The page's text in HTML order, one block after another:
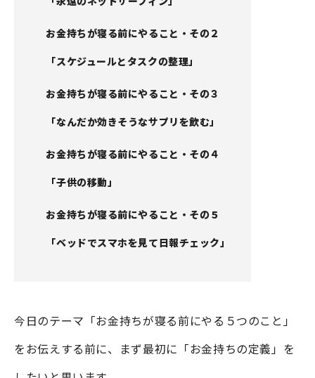
お金持ちが寝る前にやること・その２
「スケジュールとタスクの整理」
お金持ちが寝る前にやること・その３
「なんだか効きそうなサプリを飲む」
お金持ちが寝る前にやること・その４
「子供の移動」
お金持ちが寝る前にやること・その５
「ベッドでスマホを見て日報チェック」
今日のテーマ「お金持ちが寝る前にやる５つのこと」
をお伝えする前に、まず最初に「お金持ちの定義」を